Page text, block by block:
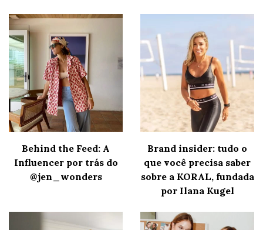
Behind the Feed: A
Influencer por trás do
@jen_wonders
Brand insider: tudo o
que você precisa saber
sobre a KORAL, fundada
por Ilana Kugel